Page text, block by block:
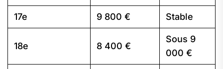
17e 9 800 € Stable
18e 8 400 €
Sous 9
000 €